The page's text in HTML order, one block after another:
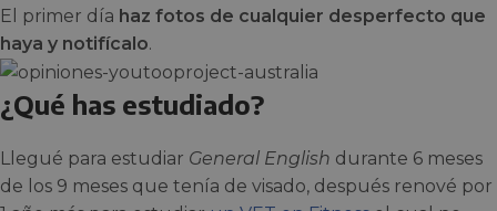
El primer día haz fotos de cualquier desperfecto que
haya y notifícalo.
¿Qué has estudiado?
Llegué para estudiar General English durante 6 meses
de los 9 meses que tenía de visado, después renové por